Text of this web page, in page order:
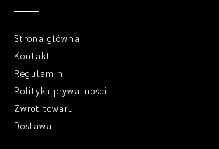
Strona główna
Kontakt
Regulamin
Polityka prywatności
Zwrot towaru
Dostawa